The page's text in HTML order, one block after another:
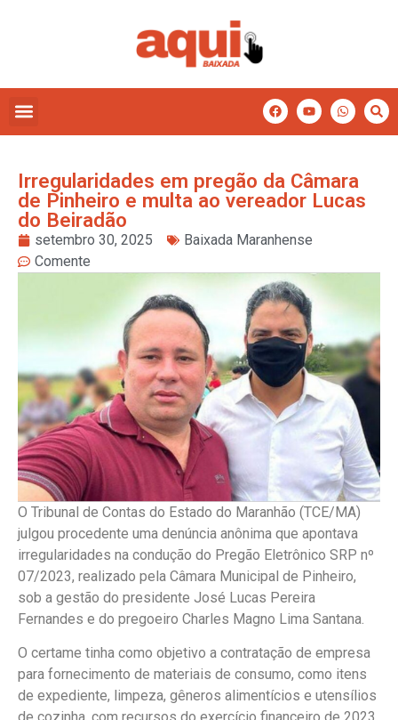
Irregularidades em pregão da Câmara
de Pinheiro e multa ao vereador Lucas
do Beiradão
setembro 30, 2025
Baixada Maranhense
Comente
O Tribunal de Contas do Estado do Maranhão (TCE/MA)
julgou procedente uma denúncia anônima que apontava
irregularidades na condução do Pregão Eletrônico SRP nº
07/2023, realizado pela Câmara Municipal de Pinheiro,
sob a gestão do presidente José Lucas Pereira
Fernandes e do pregoeiro Charles Magno Lima Santana.
O certame tinha como objetivo a contratação de empresa
para fornecimento de materiais de consumo, como itens
de expediente, limpeza, gêneros alimentícios e utensílios